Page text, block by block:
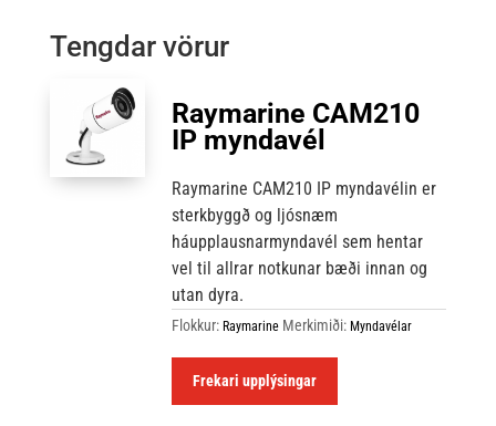
Tengdar vörur
Raymarine CAM210
IP myndavél
Raymarine CAM210 IP myndavélin er
sterkbyggð og ljósnæm
háupplausnarmyndavél sem hentar
vel til allrar notkunar bæði innan og
utan dyra.
Flokkur: Raymarine Merkimiði: Myndavélar
Frekari upplýsingar